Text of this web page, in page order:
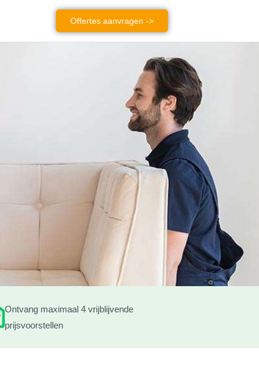
Offertes aanvragen ->
Ontvang maximaal 4 vrijblijvende
prijsvoorstellen